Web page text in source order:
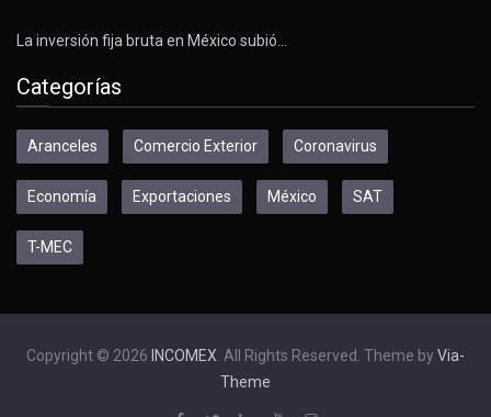
La inversión fija bruta en México subió…
Categorías
Aranceles Comercio Exterior Coronavirus
Economía Exportaciones México SAT
T-MEC
Copyright © 2026 INCOMEX . All Rights Reserved. Theme by Via-
Theme